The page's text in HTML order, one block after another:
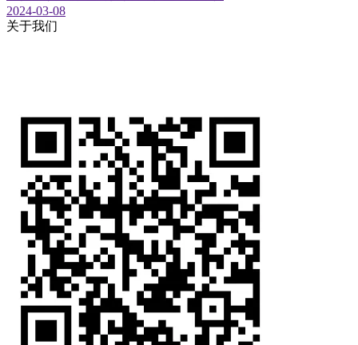
2024-03-08
关于我们